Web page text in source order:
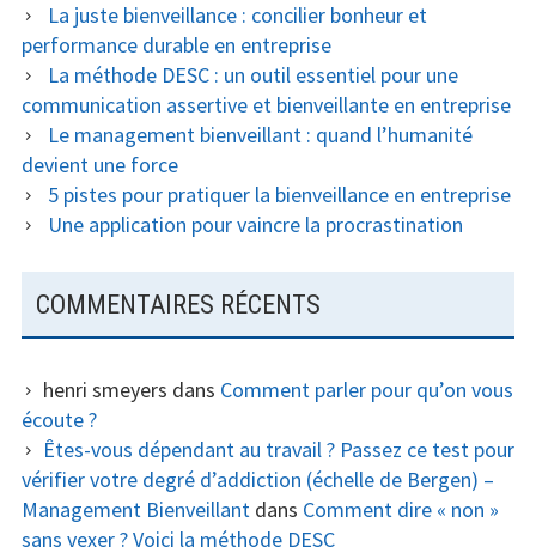
La juste bienveillance : concilier bonheur et
performance durable en entreprise
La méthode DESC : un outil essentiel pour une
communication assertive et bienveillante en entreprise
Le management bienveillant : quand l’humanité
devient une force
5 pistes pour pratiquer la bienveillance en entreprise
Une application pour vaincre la procrastination
COMMENTAIRES RÉCENTS
henri smeyers dans Comment parler pour qu’on vous
écoute ?
Êtes-vous dépendant au travail ? Passez ce test pour
vérifier votre degré d’addiction (échelle de Bergen) –
Management Bienveillantdans Comment dire « non »
sans vexer ? Voici la méthode DESC